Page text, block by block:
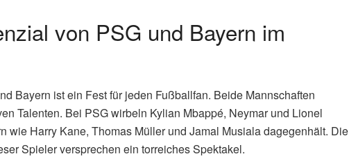
von PSG und Bayern im
Bayern ist ein Fest für jeden Fußballfan. Beide Mannschaften
Talenten. Bei PSG wirbeln Kylian Mbappé, Neymar und Lionel
wie Harry Kane, Thomas Müller und Jamal Musiala dagegenhält. Die
Spieler versprechen ein torreiches Spektakel.